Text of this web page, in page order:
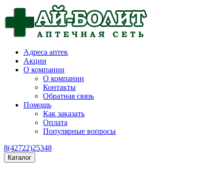
Адреса аптек
Акции
О компании
О компании
Контакты
Обратная связь
Помощь
Как заказать
Оплата
Популярные вопросы
8(42722)25348
Каталог